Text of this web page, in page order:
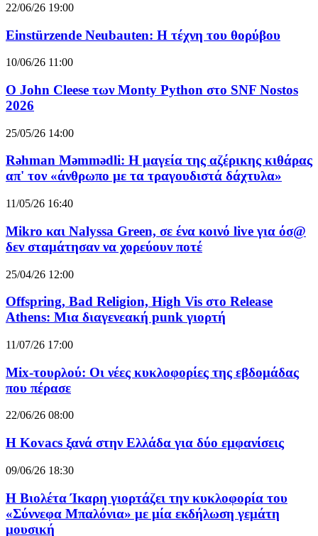
22/06/26 19:00
Einstürzende Neubauten: Η τέχνη του θορύβου
10/06/26 11:00
O John Cleese των Monty Python στο SNF Nostos
2026
25/05/26 14:00
Rəhman Məmmədli: Η μαγεία της αζέρικης κιθάρας
απ' τον «άνθρωπο με τα τραγουδιστά δάχτυλα»
11/05/26 16:40
Mikro και Nalyssa Green, σε ένα κοινό live για όσ@
δεν σταμάτησαν να χορεύουν ποτέ
25/04/26 12:00
Offspring, Bad Religion, High Vis στο Release
Athens: Μια διαγενεακή punk γιορτή
11/07/26 17:00
Mix-τουρλού: Οι νέες κυκλοφορίες της εβδομάδας
που πέρασε
22/06/26 08:00
Η Kovacs ξανά στην Ελλάδα για δύο εμφανίσεις
09/06/26 18:30
Η Βιολέτα Ίκαρη γιορτάζει την κυκλοφορία του
«Σύννεφα Μπαλόνια» με μία εκδήλωση γεμάτη
μουσική